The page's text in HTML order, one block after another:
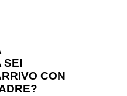
SEI
CON